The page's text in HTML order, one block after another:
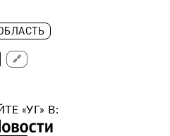
🔗
«УГ» В: